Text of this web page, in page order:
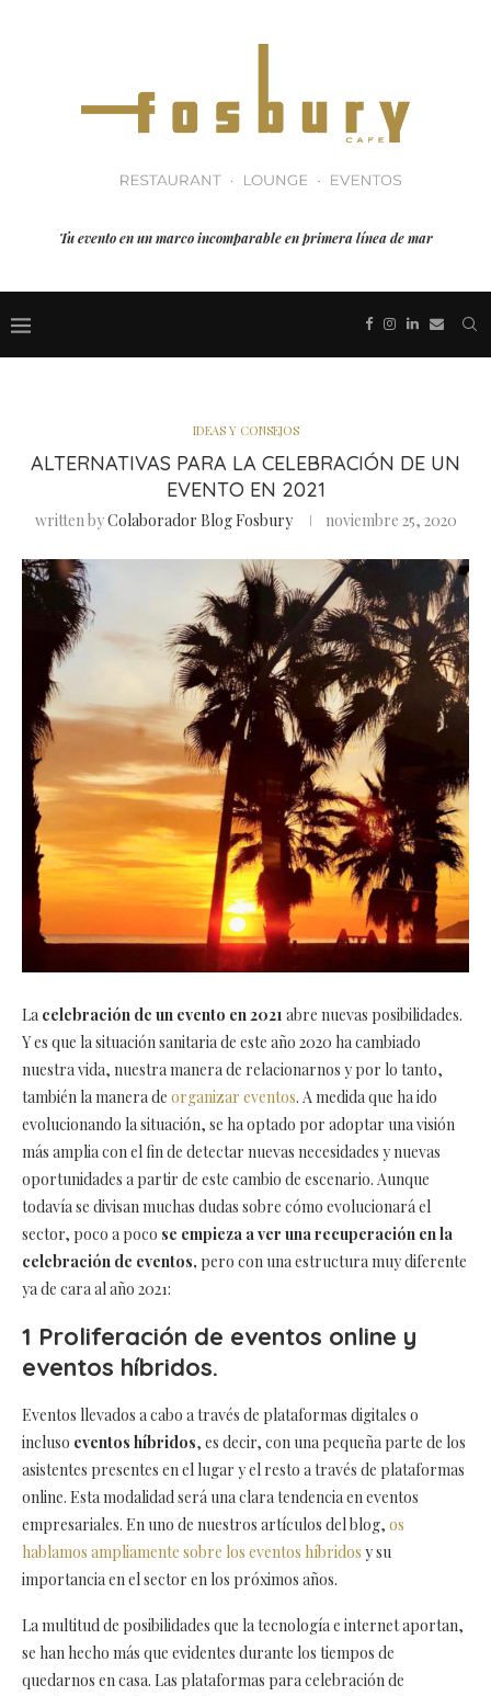
Tu evento en un marco incomparable en primera línea de mar
IDEAS Y CONSEJOS
ALTERNATIVAS PARA LA CELEBRACIÓN DE UN
EVENTO EN 2021
written byColaborador Blog Fosbury noviembre 25, 2020
La celebración de un evento en 2021 abre nuevas posibilidades.
Y es que la situación sanitaria de este año 2020 ha cambiado
nuestra vida, nuestra manera de relacionarnos y por lo tanto,
también la manera de organizar eventos. A medida que ha ido
evolucionando la situación, se ha optado por adoptar una visión
más amplia con el fin de detectar nuevas necesidades y nuevas
oportunidades a partir de este cambio de escenario. Aunque
todavía se divisan muchas dudas sobre cómo evolucionará el
sector, poco a poco se empieza a ver una recuperación en la
celebración de eventos, pero con una estructura muy diferente
ya de cara al año 2021:
1 Proliferación de eventos online y
eventos híbridos.
Eventos llevados a cabo a través de plataformas digitales o
incluso eventos híbridos, es decir, con una pequeña parte de los
asistentes presentes en el lugar y el resto a través de plataformas
online. Esta modalidad será una clara tendencia en eventos
empresariales. En uno de nuestros artículos del blog, os
hablamos ampliamente sobre los eventos híbridos y su
importancia en el sector en los próximos años.
La multitud de posibilidades que la tecnología e internet aportan,
se han hecho más que evidentes durante los tiempos de
quedarnos en casa. Las plataformas para celebración de